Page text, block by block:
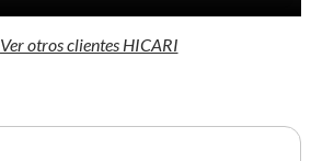
Ver otros clientes HICARI